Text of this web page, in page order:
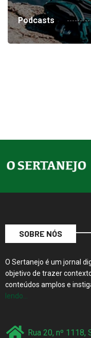
Podcasts
SOBRE NÓS
O Sertanejo é um jornal
objetivo de trazer
conteúdos amplos e
lendo…
Rua 20, nº 1118,